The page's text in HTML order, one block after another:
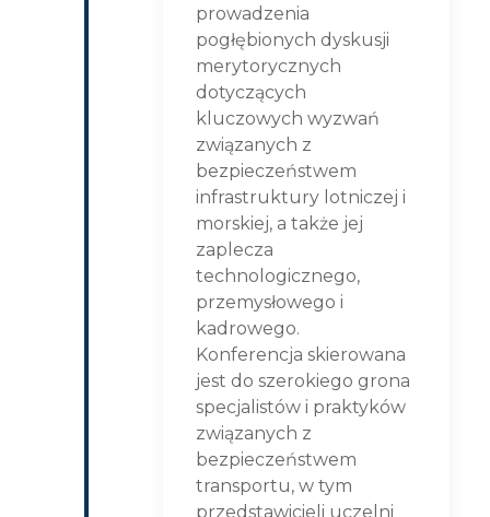
prowadzenia
pogłębionych dyskusji
merytorycznych
dotyczących
kluczowych wyzwań
związanych z
bezpieczeństwem
infrastruktury lotniczej i
morskiej, a także jej
zaplecza
technologicznego,
przemysłowego i
kadrowego.
Konferencja skierowana
jest do szerokiego grona
specjalistów i praktyków
związanych z
bezpieczeństwem
transportu, w tym
przedstawicieli uczelni